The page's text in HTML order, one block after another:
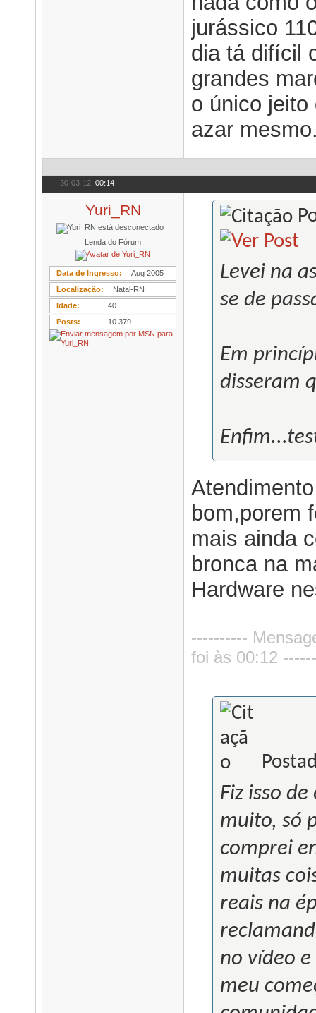
jurássico
dia tá difícil
grandes
o único jeito
azar
30-03-12, 00:14
Yuri_RN
Lenda do Fórum
Data de Ingresso
Aug 2005
Localização
Natal-RN
Idade
40
Posts
10.379
Levei na
se de
Em
disseram
bom,porem
mais ainda
bronca na
Hardware
----------
foi às 00:12
Fiz isso
muito, só
comprei
muitas
reais na
no vídeo
meu